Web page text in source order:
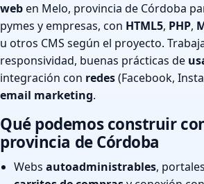
weben Melo, provincia de Córdoba
pymes y empresas, con HTML5, PHP,
u otros CMS según el proyecto.
responsividad, buenas prácticas de
integración con redes(Facebook,
email marketing.
Qué podemos construir
provincia de Córdoba
Webs autoadministrables,